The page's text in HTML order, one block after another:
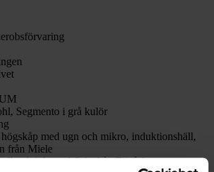
Segmento i grå kulör
med ugn och mikro, induktionshäll,
från Miele
och inbyggd fläkt från Fjäråskupan